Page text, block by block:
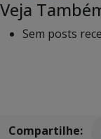
Veja
Sem posts
Compartilhe: